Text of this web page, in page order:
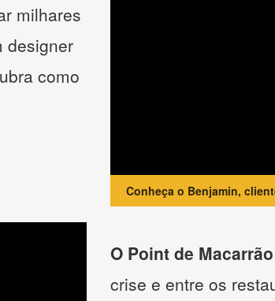
milhares
designer
como
Conheça o Benjamin,
O Point de Macarrão
crise e entre os